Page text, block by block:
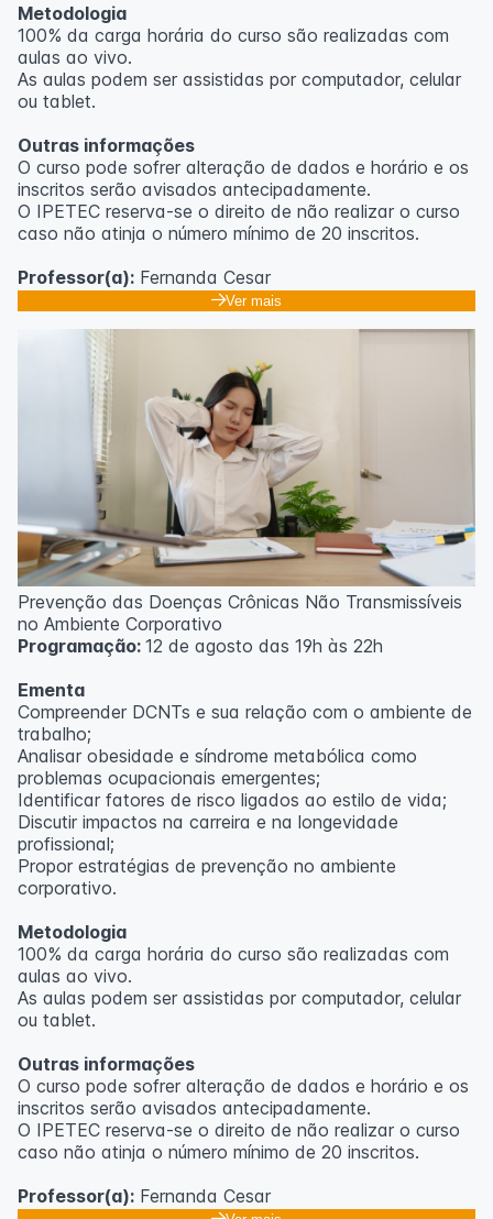
Metodologia
100% da carga horária do curso são realizadas com
aulas ao vivo.
As aulas podem ser assistidas por computador, celular
ou tablet.
Outras informações
O curso pode sofrer alteração de dados e horário e os
inscritos serão avisados ​​antecipadamente.
O IPETEC reserva-se o direito de não realizar o curso
caso não atinja o número mínimo de 20 inscritos.
Professor(a): Fernanda Cesar
Ver mais
Prevenção das Doenças Crônicas Não Transmissíveis
no Ambiente Corporativo
Programação: 12 de agosto das 19h às 22h
Ementa
Compreender DCNTs e sua relação com o ambiente de
trabalho;
Analisar obesidade e síndrome metabólica como
problemas ocupacionais emergentes;
Identificar fatores de risco ligados ao estilo de vida;
Discutir impactos na carreira e na longevidade
profissional;
Propor estratégias de prevenção no ambiente
corporativo.
Metodologia
100% da carga horária do curso são realizadas com
aulas ao vivo.
As aulas podem ser assistidas por computador, celular
ou tablet.
Outras informações
O curso pode sofrer alteração de dados e horário e os
inscritos serão avisados ​​antecipadamente.
O IPETEC reserva-se o direito de não realizar o curso
caso não atinja o número mínimo de 20 inscritos.
Professor(a): Fernanda Cesar